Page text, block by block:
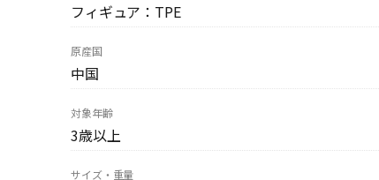
フィギュア：TPE
原産国
中国
対象年齢
3歳以上
サイズ・重量